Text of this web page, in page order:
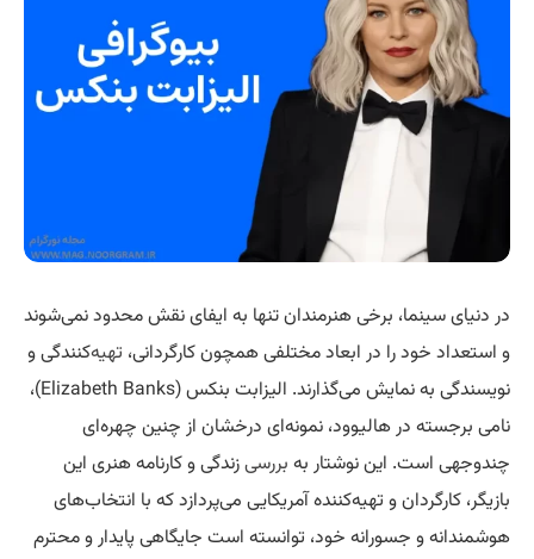
در دنیای سینما، برخی هنرمندان تنها به ایفای نقش محدود نمی‌شوند
و استعداد خود را در ابعاد مختلفی همچون کارگردانی، تهیه‌کنندگی و
نویسندگی به نمایش می‌گذارند. الیزابت بنکس (Elizabeth Banks)،
نامی برجسته در هالیوود، نمونه‌ای درخشان از چنین چهره‌ای
چندوجهی است. این نوشتار به بررسیزندگی و کارنامه هنری این
بازیگر، کارگردان و تهیه‌کننده آمریکایی می‌پردازد که با انتخاب‌های
هوشمندانه و جسورانه خود، توانسته است جایگاهی پایدار و محترم